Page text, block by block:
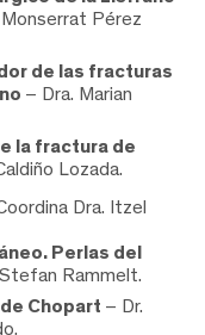
Pérez
de las fracturas
– Dra. Marian
la fractura de
Lozada.
Dra. Itzel
Perlas del
Rammelt.
Chopart – Dr.